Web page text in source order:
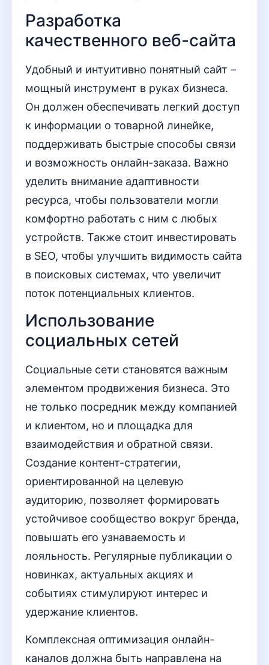
Разработка
качественного веб-сайта
Удобный и интуитивно понятный сайт –
мощный инструмент в руках бизнеса.
Он должен обеспечивать легкий доступ
к информации о товарной линейке,
поддерживать быстрые способы связи
и возможность онлайн-заказа. Важно
уделить внимание адаптивности
ресурса, чтобы пользователи могли
комфортно работать с ним с любых
устройств. Также стоит инвестировать
в SEO, чтобы улучшить видимость сайта
в поисковых системах, что увеличит
поток потенциальных клиентов.
Использование
социальных сетей
Социальные сети становятся важным
элементом продвижения бизнеса. Это
не только посредник между компанией
и клиентом, но и площадка для
взаимодействия и обратной связи.
Создание контент-стратегии,
ориентированной на целевую
аудиторию, позволяет формировать
устойчивое сообщество вокруг бренда,
повышать его узнаваемость и
лояльность. Регулярные публикации о
новинках, актуальных акциях и
событиях стимулируют интерес и
удержание клиентов.
Комплексная оптимизация онлайн-
каналов должна быть направлена на